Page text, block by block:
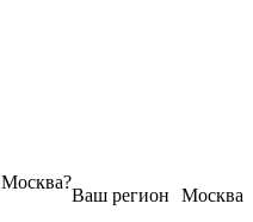
Москва
Ваш регион
Москва?